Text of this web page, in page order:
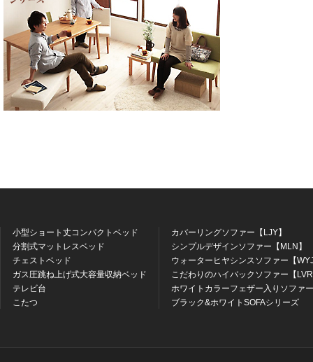
小型ショート丈コンパクトベッド
分割式マットレスベッド
チェストベッド
ガス圧跳ね上げ式大容量収納ベッド
テレビ台
こたつ
カバーリングソファー【LJY】
シンプルデザインソファー【MLN】
ウォーターヒヤシンスソファー【
こだわりのハイバックソファー【
ホワイトカラーフェザー入りソファ
ブラック&ホワイトSOFAシリーズ